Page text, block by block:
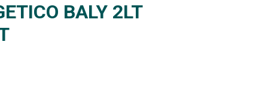
BALY 2LT